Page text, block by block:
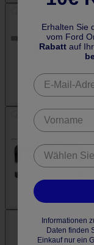
Erhalten Sie
vom Ford
Rabatt auf
Informationen
Daten finden
Einkauf nur ein